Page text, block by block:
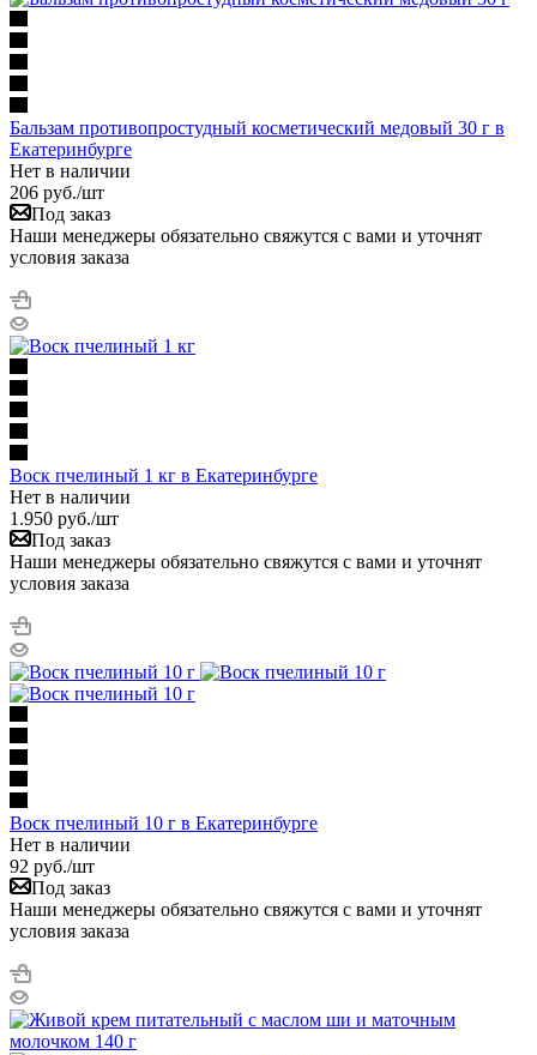
Бальзам противопростудный косметический медовый 30 г в
Екатеринбурге
Нет в наличии
206 руб./шт
Под заказ
Наши менеджеры обязательно свяжутся с вами и уточнят
условия заказа
Воск пчелиный 1 кг в Екатеринбурге
Нет в наличии
1.950 руб./шт
Под заказ
Наши менеджеры обязательно свяжутся с вами и уточнят
условия заказа
Воск пчелиный 10 г в Екатеринбурге
Нет в наличии
92 руб./шт
Под заказ
Наши менеджеры обязательно свяжутся с вами и уточнят
условия заказа